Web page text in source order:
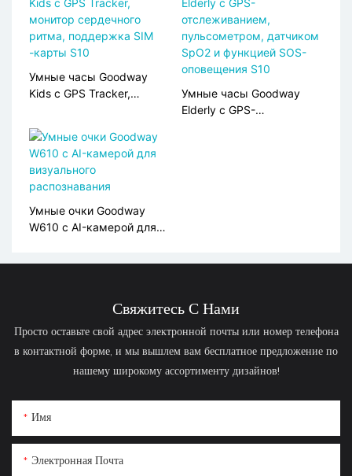
и ЭКГ
ответы
Умные часы Goodway
Kids с GPS Tracker,
ритма, поддержка SIM
-карты S10
Умные часы Goodway
Elderly с GPS-
Умные очки Goodway
W610 с AI-камерой для
Свяжитесь С Нами
Просто оставьте свой адрес электронной почты или номер телефона
в контактной форме, и мы вышлем вам бесплатное предложение по
нашему широкому ассортименту дизайнов!
Имя
Электронная Почта